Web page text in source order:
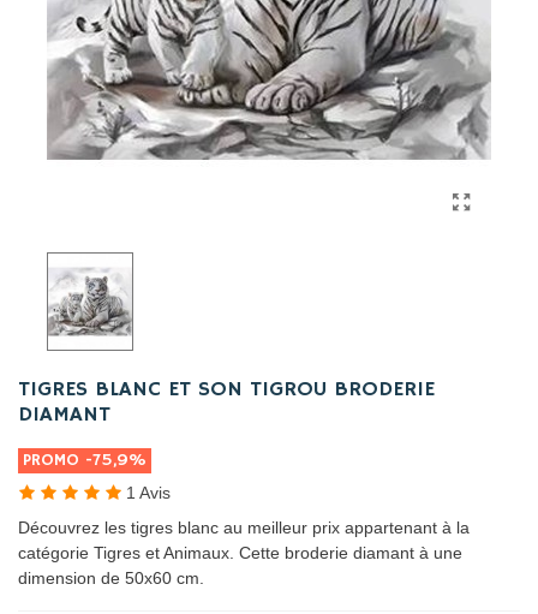
TIGRES BLANC ET SON TIGROU BRODERIE
DIAMANT
PROMO -75,9%
1 Avis
Découvrez les tigres blanc au meilleur prix appartenant à la
catégorie Tigres et Animaux. Cette broderie diamant à une
dimension de 50x60 cm.